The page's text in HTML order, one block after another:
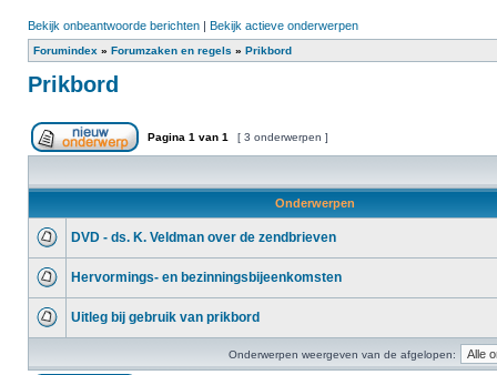
Bekijk onbeantwoorde berichten | Bekijk actieve onderwerpen
Forumindex » Forumzaken en regels » Prikbord
Prikbord
Pagina 1 van 1 [ 3 onderwerpen ]
Onderwerpen
DVD - ds. K. Veldman over de zendbrieven
Hervormings- en bezinningsbijeenkomsten
Uitleg bij gebruik van prikbord
Onderwerpen weergeven van de afgelopen: